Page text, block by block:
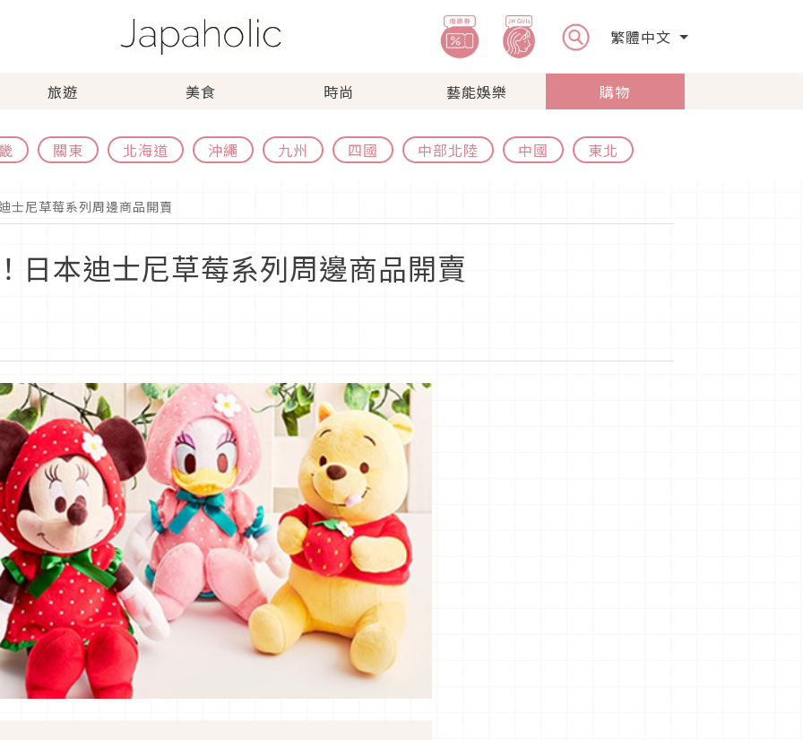
繁體中文
旅遊 美食 時尚 藝能娛樂 購物
關東 北海道 沖繩 九州 四國 中部北陸 中國 東北
士尼草莓系列周邊商品開賣
日本迪士尼草莓系列周邊商品開賣